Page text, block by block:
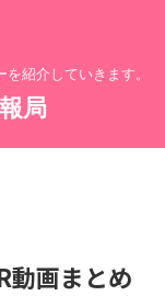
紹介していきます。
局
動画まとめ